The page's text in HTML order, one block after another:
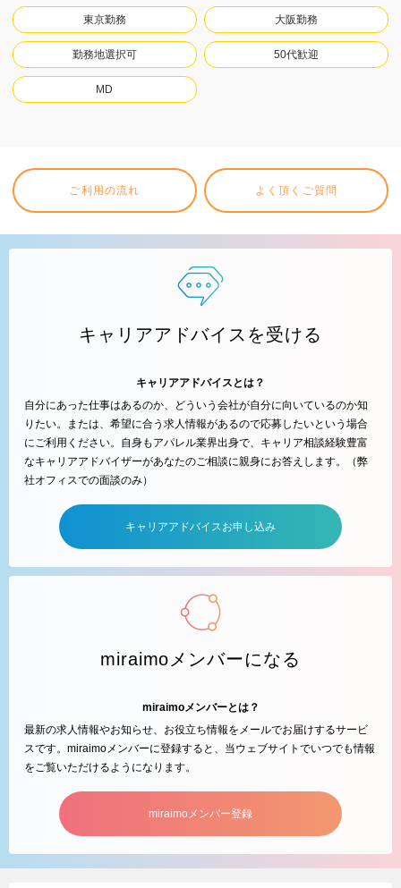
東京勤務 大阪勤務
勤務地選択可 50代歓迎
MD
ご利用の流れ よく頂くご質問
キャリアアドバイスを受ける
キャリアアドバイスとは？
自分にあった仕事はあるのか、どういう会社が自分に向いているのか知
りたい。または、希望に合う求人情報があるので応募したいという場合
にご利用ください。自身もアパレル業界出身で、キャリア相談経験豊富
なキャリアアドバイザーがあなたのご相談に親身にお答えします。（弊
社オフィスでの面談のみ）
キャリアアドバイスお申し込み
miraimoメンバーになる
miraimoメンバーとは？
最新の求人情報やお知らせ、お役立ち情報をメールでお届けするサービ
スです。miraimoメンバーに登録すると、当ウェブサイトでいつでも情報
をご覧いただけるようになります。
miraimoメンバー登録